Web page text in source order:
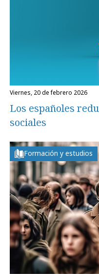
viernes, 20 de febrero 2026
Los españoles
sociales
Formación y estudios